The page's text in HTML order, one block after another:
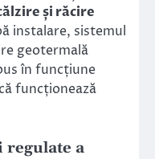
și răcire
instalare, sistemul
geotermală
în funcțiune
funcționează
a